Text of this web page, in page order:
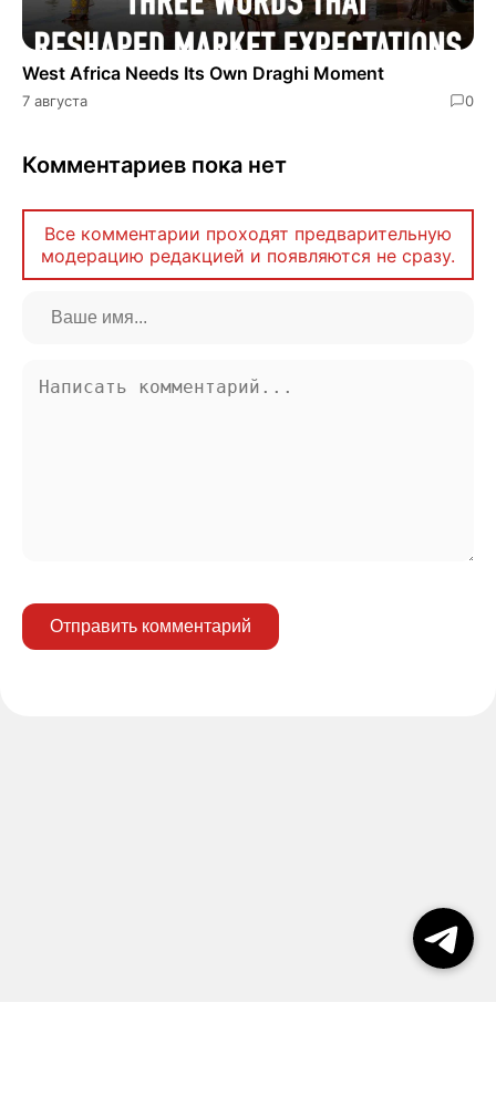
West Africa Needs Its Own Draghi Moment
7 августа 0
Комментариев пока нет
Все комментарии проходят предварительную
модерацию редакцией и появляются не сразу.
Отправить комментарий